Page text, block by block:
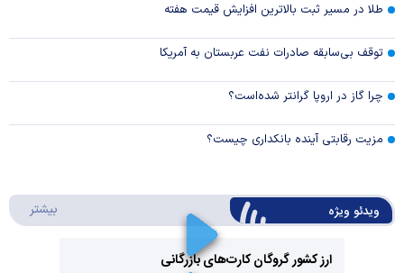
طلا در مسیر ثبت بالاترین افزایش قیمت هفته
توقف بی‌سابقه صادرات نفت عربستان به آمریکا
چرا گاز در اروپا گرانتر شده‌است؟
مزیت رقابتی آینده بانکداری چیست؟
ویدئو ویژه بیشتر
ارز کشور گروگان کارت‌های بازرگانی